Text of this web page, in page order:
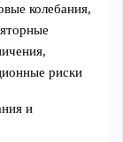
колебания,
риски
и